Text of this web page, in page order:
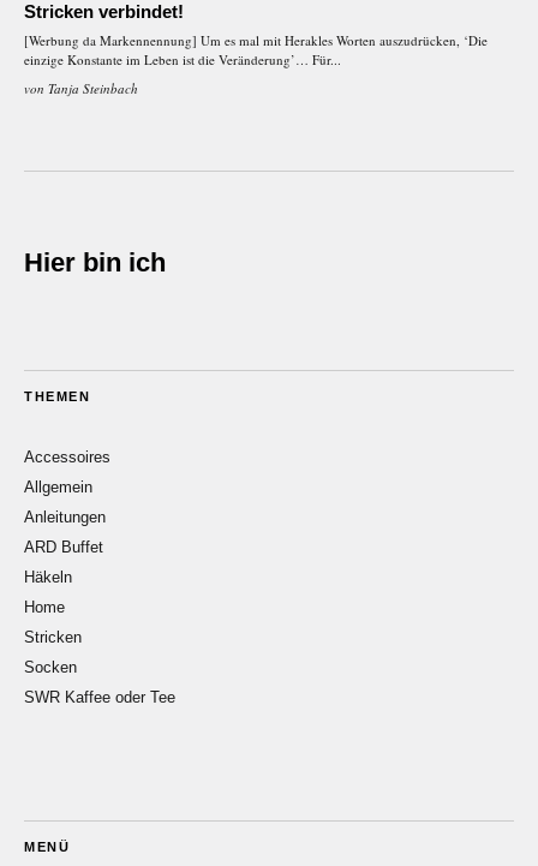
Stricken verbindet!
[Werbung da Markennennung] Um es mal mit Herakles Worten auszudrücken, ‘Die
einzige Konstante im Leben ist die Veränderung’… Für...
von Tanja Steinbach
Hier bin ich
THEMEN
Accessoires
Allgemein
Anleitungen
ARD Buffet
Häkeln
Home
Stricken
Socken
SWR Kaffee oder Tee
MENÜ